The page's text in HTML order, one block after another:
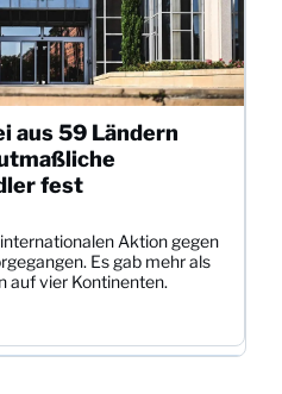
aus 59 Ländern
fest
Aktion gegen
Es gab mehr als
auf vier Kontinenten.